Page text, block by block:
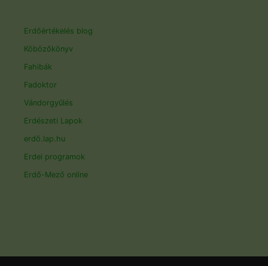
Erdőértékelés blog
Köbözőkönyv
Fahibák
Fadoktor
Vándorgyűlés
Erdészeti Lapok
erdő.lap.hu
Erdei programok
Erdő-Mező online